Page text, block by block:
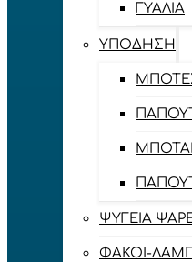
ΓΥΑΛΙΆ
ΥΠΌΔΗΣΗ
ΨΥΓΕΊΑ
ΦΑΚΟΊ-